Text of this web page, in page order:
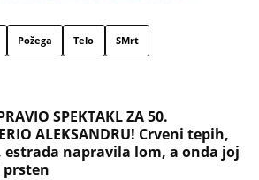
Požega Telo SMrt
SPEKTAKL ZA 50.
ALEKSANDRU! Crveni tepih,
napravila lom, a onda joj